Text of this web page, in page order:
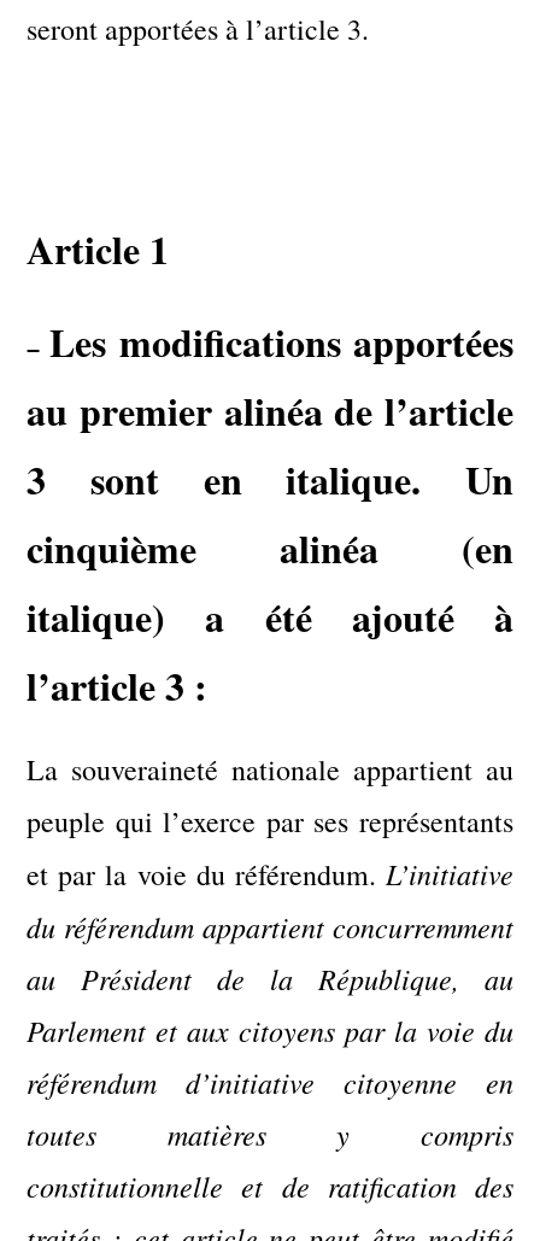
seront apportées à l’article 3.
Article 1
– Les modifications apportées
au premier alinéa de l’article
3 sont en italique. Un
cinquième alinéa (en
italique) a été ajouté à
l’article 3 :
La souveraineté nationale appartient au
peuple qui l’exerce par ses représentants
et par la voie du référendum. L’initiative
du référendum appartient concurremment
au Président de la République, au
Parlement et aux citoyens par la voie du
référendum d’initiative citoyenne en
toutes matières y compris
constitutionnelle et de ratification des